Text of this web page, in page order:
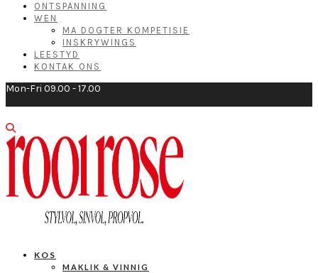
ONTSPANNING
WEN
MA DOGTER KOMPETISIE
INSKRYWINGS
LEESTYD
KONTAK ONS
Mon-Fri 09.00 - 17.00
KOS
MAKLIK & VINNIG